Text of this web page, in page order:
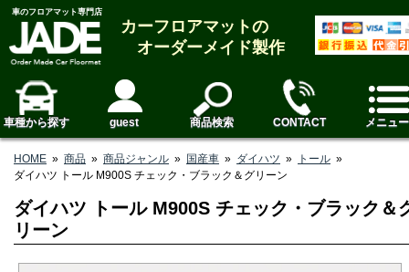
車のフロアマット専門店
カーフロアマットの
オーダーメイド製作
車種から探す guest 商品検索 CONTACT メニュー
HOME » 商品 » 商品ジャンル » 国産車 » ダイハツ » トール »
ダイハツ トール M900S チェック・ブラック＆グリーン
ダイハツ トール M900S チェック・ブラック＆
リーン